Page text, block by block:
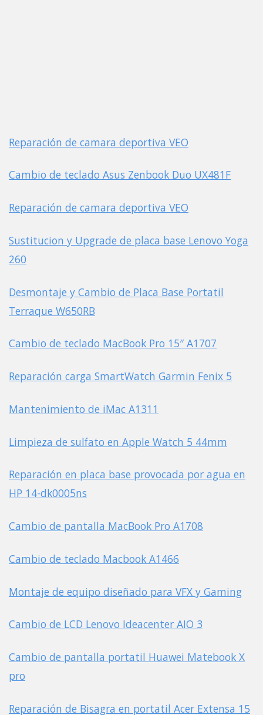
Reparación de camara deportiva VEO
Cambio de teclado Asus Zenbook Duo UX481F
Reparación de camara deportiva VEO
Sustitucion y Upgrade de placa base Lenovo Yoga
260
Desmontaje y Cambio de Placa Base Portatil
Terraque W650RB
Cambio de teclado MacBook Pro 15″ A1707
Reparación carga SmartWatch Garmin Fenix 5
Mantenimiento de iMac A1311
Limpieza de sulfato en Apple Watch 5 44mm
Reparación en placa base provocada por agua en
HP 14-dk0005ns
Cambio de pantalla MacBook Pro A1708
Cambio de teclado Macbook A1466
Montaje de equipo diseñado para VFX y Gaming
Cambio de LCD Lenovo Ideacenter AIO 3
Cambio de pantalla portatil Huawei Matebook X
pro
Reparación de Bisagra en portatil Acer Extensa 15